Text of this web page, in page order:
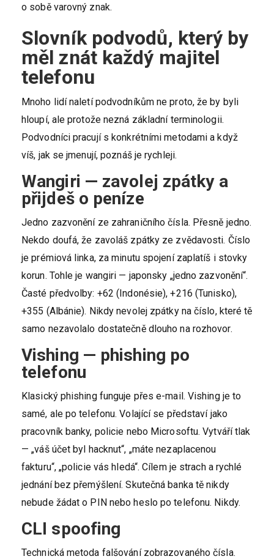
o sobě varovný znak.
Slovník podvodů, který by
měl znát každý majitel
telefonu
Mnoho lidí naletí podvodníkům ne proto, že by byli
hloupí, ale protože nezná základní terminologii.
Podvodníci pracují s konkrétními metodami a když
víš, jak se jmenují, poznáš je rychleji.
Wangiri — zavolej zpátky a
přijdeš o peníze
Jedno zazvonění ze zahraničního čísla. Přesně jedno.
Nekdo doufá, že zavoláš zpátky ze zvědavosti. Číslo
je prémiová linka, za minutu spojení zaplatíš i stovky
korun. Tohle je wangiri — japonsky „jedno zazvonění“.
Časté předvolby: +62 (Indonésie), +216 (Tunisko),
+355 (Albánie). Nikdy nevolej zpátky na číslo, které tě
samo nezavolalo dostatečně dlouho na rozhovor.
Vishing — phishing po
telefonu
Klasický phishing funguje přes e-mail. Vishing je to
samé, ale po telefonu. Volající se představí jako
pracovník banky, policie nebo Microsoftu. Vytváří tlak
— „váš účet byl hacknut“, „máte nezaplacenou
fakturu“, „policie vás hledá“. Cílem je strach a rychlé
jednání bez přemýšlení. Skutečná banka tě nikdy
nebude žádat o PIN nebo heslo po telefonu. Nikdy.
CLI spoofing
Technická metoda falšování zobrazovaného čísla.